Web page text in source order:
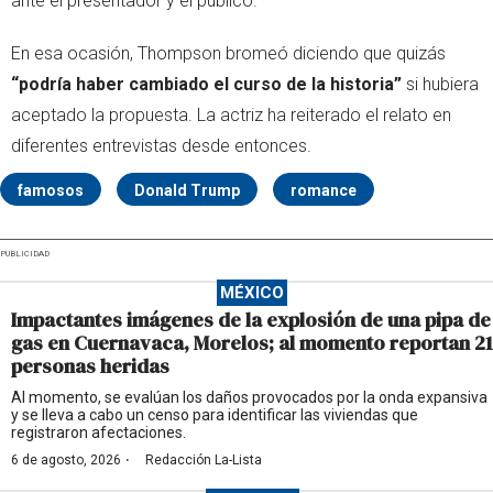
En esa ocasión, Thompson bromeó diciendo que quizás
“podría haber cambiado el curso de la historia” si hubiera
aceptado la propuesta. La actriz ha reiterado el relato en
diferentes entrevistas desde entonces.
famosos Donald Trump romance
PUBLICIDAD
MÉXICO
Impactantes imágenes de la explosión de una pipa de
gas en Cuernavaca, Morelos; al momento reportan 21
personas heridas
Al momento, se evalúan los daños provocados por la onda expansiva
y se lleva a cabo un censo para identificar las viviendas que
registraron afectaciones.
6 de agosto, 2026 · Redacción La-Lista